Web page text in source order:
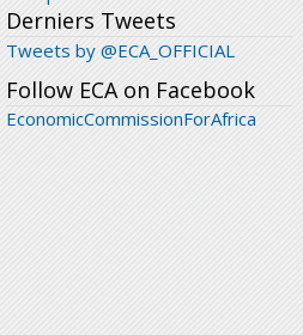
Derniers Tweets
Tweets by @ECA_OFFICIAL
Follow ECA on Facebook
EconomicCommissionForAfrica